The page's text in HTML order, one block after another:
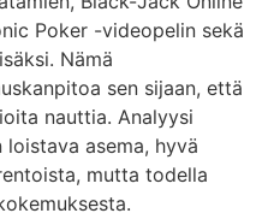
Poker -videopelin sekä
Nämä
sen sijaan, että
nauttia. Analyysi
asema, hyvä
mutta todella